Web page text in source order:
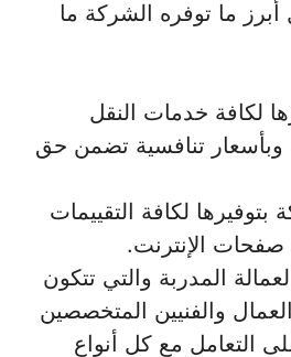
ما توفره الشركة ما
لكافة خدمات النقل
وبأسعار تنافسية تضمن حق
بتوفيرها لكافة التقييمات
صفحات الإنترنت.
المدربة والتي تتكون
والفنيين المتخصصين
التعامل مع كل أنواع